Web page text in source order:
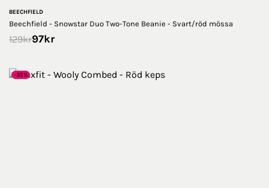
BEECHFIELD
Beechfield - Snowstar Duo Two-Tone Beanie - Svart/röd mössa
129kr97kr
-35%